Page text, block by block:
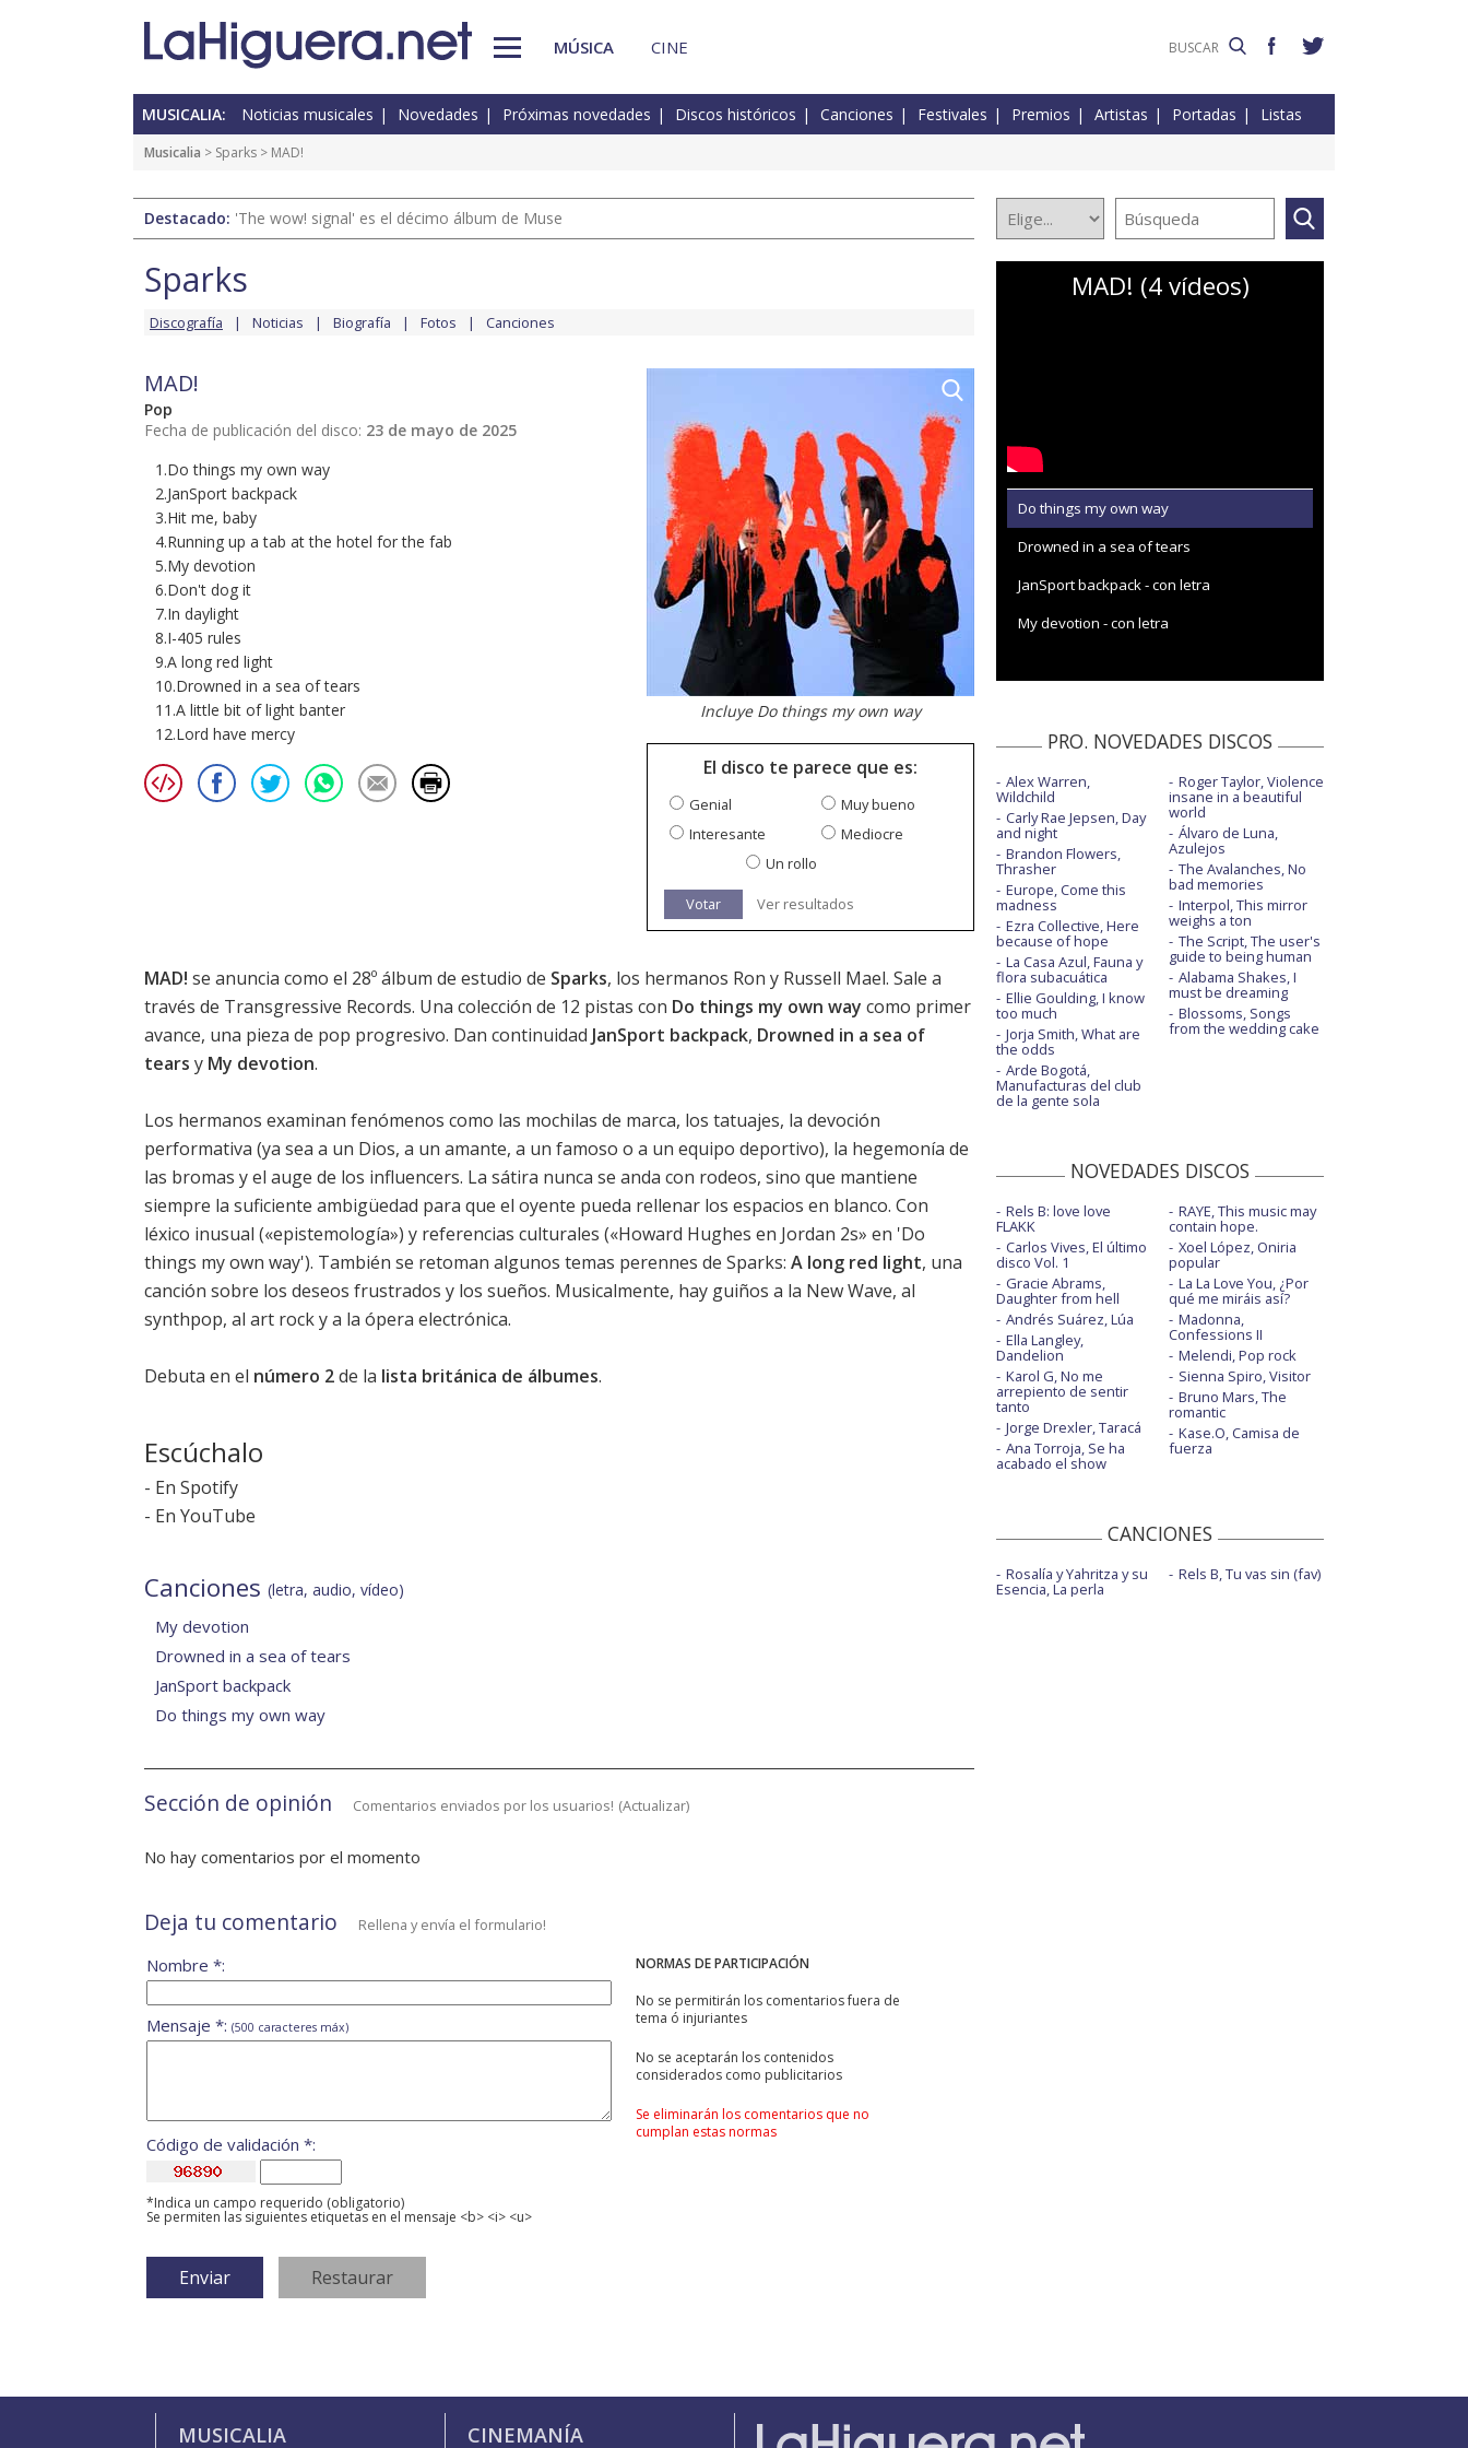
MÚSICA CINE
MUSICALIA: Noticias musicales Novedades Próximas novedades Discos históricos Canciones Festivales Premios Artistas Portadas Listas
Musicalia > Sparks > MAD!
Destacado: 'The wow! signal' es el décimo álbum de Muse
Sparks
Discografía Noticias Biografía Fotos Canciones
MAD!
Pop
Fecha de publicación del disco: 23 de mayo de 2025
1.Do things my own way
2.JanSport backpack
3.Hit me, baby
4.Running up a tab at the hotel for the fab
5.My devotion
6.Don't dog it
7.In daylight
8.I-405 rules
9.A long red light
10.Drowned in a sea of tears
11.A little bit of light banter
12.Lord have mercy
Incluye Do things my own way
El disco te parece que es:
Genial
Muy bueno
Interesante
Mediocre
Un rollo
Votar Ver resultados
MAD! se anuncia como el 28º álbum de estudio de Sparks, los hermanos Ron y Russell Mael. Sale a
través de Transgressive Records. Una colección de 12 pistas con Do things my own way como primer
avance, una pieza de pop progresivo. Dan continuidad JanSport backpack, Drowned in a sea of
tears y My devotion.
Los hermanos examinan fenómenos como las mochilas de marca, los tatuajes, la devoción
performativa (ya sea a un Dios, a un amante, a un famoso o a un equipo deportivo), la hegemonía de
las bromas y el auge de los influencers. La sátira nunca se anda con rodeos, sino que mantiene
siempre la suficiente ambigüedad para que el oyente pueda rellenar los espacios en blanco. Con
léxico inusual («epistemología») y referencias culturales («Howard Hughes en Jordan 2s» en 'Do
things my own way'). También se retoman algunos temas perennes de Sparks: A long red light, una
canción sobre los deseos frustrados y los sueños. Musicalmente, hay guiños a la New Wave, al
synthpop, al art rock y a la ópera electrónica.
Debuta en el número 2de la lista británica de álbumes.
Escúchalo
- En Spotify
- En YouTube
Canciones (letra, audio, vídeo)
My devotion
Drowned in a sea of tears
JanSport backpack
Do things my own way
Sección de opinión Comentarios enviados por los usuarios! (Actualizar)
No hay comentarios por el momento
Deja tu comentario Rellena y envía el formulario!
NORMAS DE PARTICIPACIÓN
No se permitirán los comentarios fuera de
tema ó injuriantes
No se aceptarán los contenidos
considerados como publicitarios
Se eliminarán los comentarios que no
cumplan estas normas
Nombre *:
Mensaje *: (500 caracteres máx)
Código de validación *:
*Indica un campo requerido (obligatorio)
Se permiten las siguientes etiquetas en el mensaje <b> <i> <u>
MAD! (4 vídeos)
Do things my own way
Drowned in a sea of tears
JanSport backpack - con letra
My devotion - con letra
PRO. NOVEDADES DISCOS
Alex Warren,
Wildchild
Carly Rae Jepsen, Day
and night
Brandon Flowers,
Thrasher
Europe, Come this
madness
Ezra Collective, Here
because of hope
La Casa Azul, Fauna y
flora subacuática
Ellie Goulding, I know
too much
Jorja Smith, What are
the odds
Arde Bogotá,
Manufacturas del club
de la gente sola
Roger Taylor, Violence
insane in a beautiful
world
Álvaro de Luna,
Azulejos
The Avalanches, No
bad memories
Interpol, This mirror
weighs a ton
The Script, The user's
guide to being human
Alabama Shakes, I
must be dreaming
Blossoms, Songs
from the wedding cake
NOVEDADES DISCOS
Rels B: love love
FLAKK
Carlos Vives, El último
disco Vol. 1
Gracie Abrams,
Daughter from hell
Andrés Suárez, Lúa
Ella Langley,
Dandelion
Karol G, No me
arrepiento de sentir
tanto
Jorge Drexler, Taracá
Ana Torroja, Se ha
acabado el show
RAYE, This music may
contain hope.
Xoel López, Oniria
popular
La La Love You, ¿Por
qué me miráis así?
Madonna,
Confessions II
Melendi, Pop rock
Sienna Spiro, Visitor
Bruno Mars, The
romantic
Kase.O, Camisa de
fuerza
CANCIONES
Rosalía y Yahritza y su
Esencia, La perla
Rels B, Tu vas sin (fav)
MUSICALIA CINEMANÍA